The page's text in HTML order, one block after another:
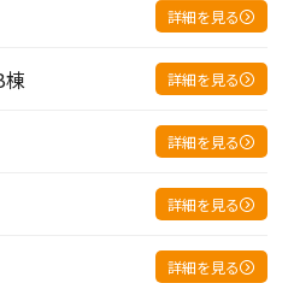
詳細を見る
詳細を見る
詳細を見る
詳細を見る
詳細を見る